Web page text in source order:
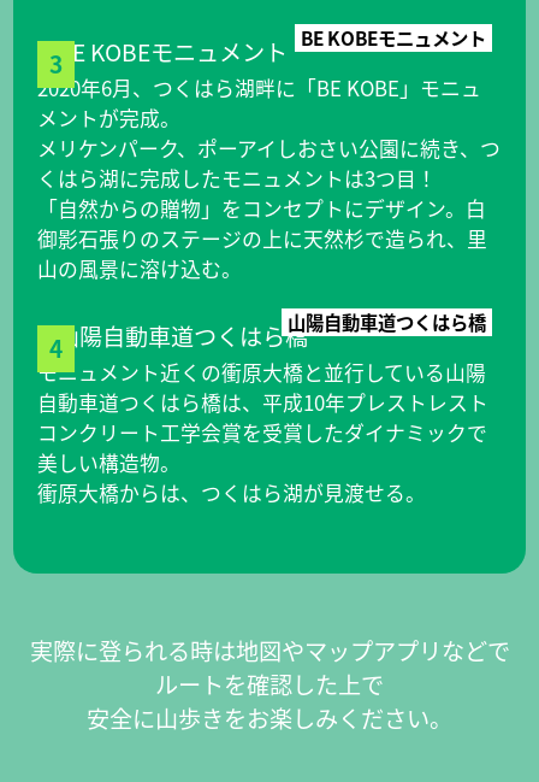
3
BE KOBEモニュメント
2020年6月、つくはら湖畔に「BE KOBE」モニュ
メントが完成。
メリケンパーク、ポーアイしおさい公園に続き、つ
くはら湖に完成したモニュメントは3つ目！
「自然からの贈物」をコンセプトにデザイン。白
御影石張りのステージの上に天然杉で造られ、里
山の風景に溶け込む。
4
山陽自動車道つくはら橋
モニュメント近くの衝原大橋と並行している山陽
自動車道つくはら橋は、平成10年プレストレスト
コンクリート工学会賞を受賞したダイナミックで
美しい構造物。
衝原大橋からは、つくはら湖が見渡せる。
実際に登られる時は地図やマップアプリなどで
ルートを確認した上で
安全に山歩きをお楽しみください。